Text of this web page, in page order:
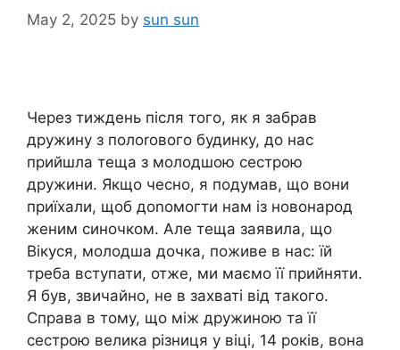
May 2, 2025 by sun sun
Через тиждень після того, як я забрав
дружину з полоrового будинку, до нас
прийшла теща з молодшою сестрою
дружини. Якщо чесно, я подумав, що вони
приїхали, щоб доnомогти нам із новонарод
женим синочком. Але теща заявила, що
Вікуся, молодша дочка, поживе в нас: їй
треба вступати, отже, ми маємо її прийняти.
Я був, звичайно, не в захваті від такого.
Справа в тому, що між дружиною та її
сестрою велика різниця у віці, 14 років, вона